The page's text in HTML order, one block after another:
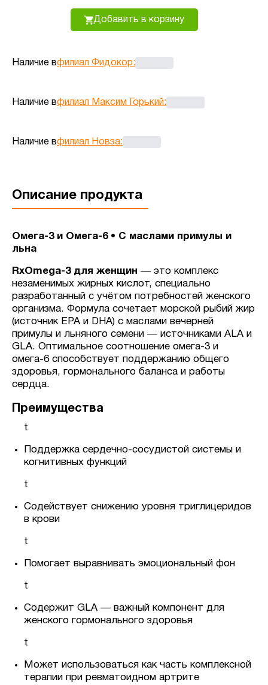
Добавить в корзину
Наличие вфилиал Фидокор:
Наличие вфилиал Максим Горький :
Наличие вфилиал Новза:
Описание продукта
Омега-3 и Омега-6 • С маслами примулы и
льна
RxOmega-3 для женщин — это комплекс
незаменимых жирных кислот, специально
разработанный с учётом потребностей женского
организма. Формула сочетает морской рыбий жир
(источник EPA и DHA) с маслами вечерней
примулы и льняного семени — источниками ALA и
GLA. Оптимальное соотношение омега-3 и
омега-6 способствует поддержанию общего
здоровья, гормонального баланса и работы
сердца.
Преимущества
t
Поддержка сердечно-сосудистой системы и
когнитивных функций
t
Содействует снижению уровня триглицеридов
в крови
t
Помогает выравнивать эмоциональный фон
t
Содержит GLA — важный компонент для
женского гормонального здоровья
t
Может использоваться как часть комплексной
терапии при ревматоидном артрите